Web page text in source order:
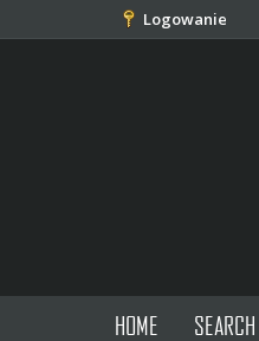
Logowanie
HOME SEARCH